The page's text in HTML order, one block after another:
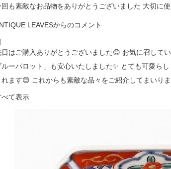
回も素敵なお品物をありがとうございました 大切に
LEAVESからのコメント
日はご購入ありがとうございました😊 お気に召して
ルーパロット」も安心いたしました✨ とても可愛ら
れます😊 これからも素敵な品々をご紹介してまいり
べて表示